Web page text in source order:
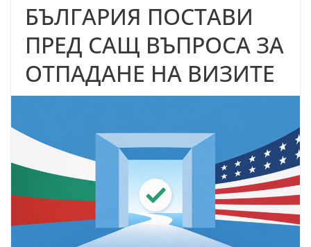
БЪЛГАРИЯ ПОСТАВИ
ПРЕД САЩ ВЪПРОСА ЗА
ОТПАДАНЕ НА ВИЗИТЕ